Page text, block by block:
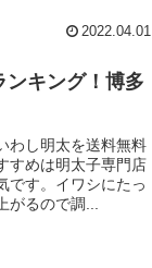
2022.04.01
ンキング！博多
わし明太を送料無料
すめは明太子専門店
です。イワシにたっ
るので調...